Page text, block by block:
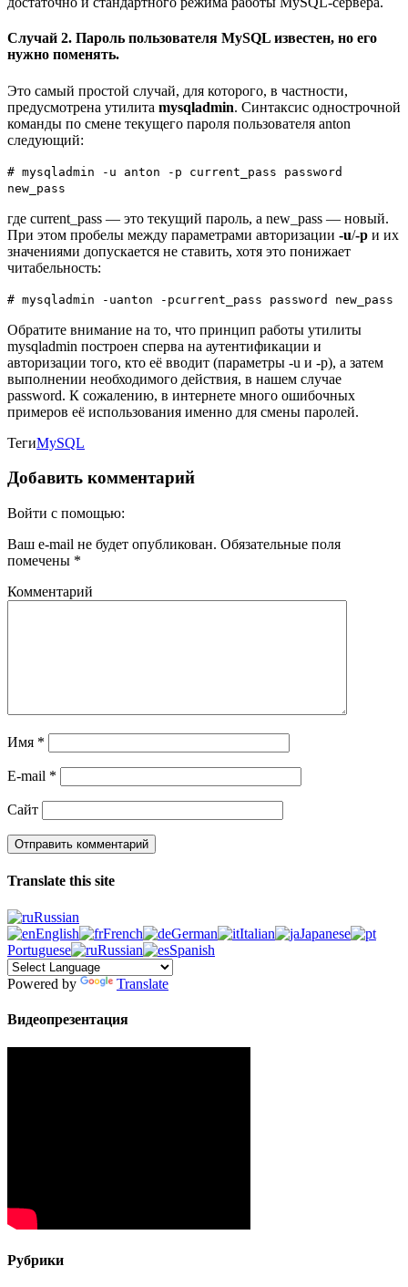
Случай 2. Пароль пользователя MySQL известен, но его
нужно поменять.
Это самый простой случай, для которого, в частности,
предусмотрена утилита mysqladmin. Синтаксис однострочной
команды по смене текущего пароля пользователя anton
следующий:
# mysqladmin -u anton -p current_pass password
new_pass
где current_pass — это текущий пароль, а new_pass — новый.
При этом пробелы между параметрами авторизации -u/-p и их
значениями допускается не ставить, хотя это понижает
читабельность:
# mysqladmin -uanton -pcurrent_pass password new_pass
Обратите внимание на то, что принцип работы утилиты
mysqladmin построен сперва на аутентификации и
авторизации того, кто её вводит (параметры -u и -p), а затем
выполнении необходимого действия, в нашем случае
password. К сожалению, в интернете много ошибочных
примеров её использования именно для смены паролей.
ТегиMySQL
Добавить комментарий
Войти с помощью:
Ваш e-mail не будет опубликован. Обязательные поля
помечены *
Комментарий
Имя *
E-mail *
Сайт
Translate this site
Russian
English
French German Italian
Japanese
Portuguese
Russian Spanish
Powered by Translate
Видеопрезентация
Рубрики